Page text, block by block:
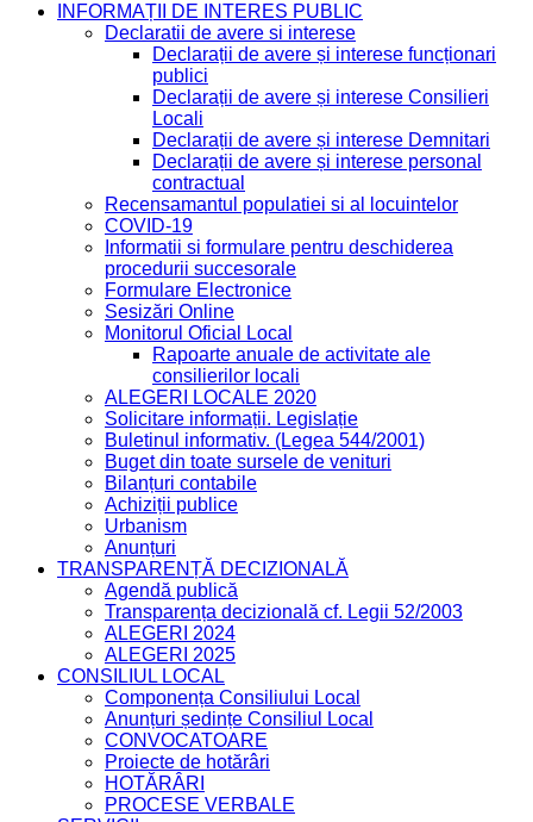
INFORMAȚII DE INTERES PUBLIC
Declaratii de avere si interese
Declarații de avere și interese funcționari
publici
Declarații de avere și interese Consilieri
Locali
Declarații de avere și interese Demnitari
Declarații de avere și interese personal
contractual
Recensamantul populatiei si al locuintelor
COVID-19
Informatii si formulare pentru deschiderea
procedurii succesorale
Formulare Electronice
Sesizări Online
Monitorul Oficial Local
Rapoarte anuale de activitate ale
consilierilor locali
ALEGERI LOCALE 2020
Solicitare informații. Legislație
Buletinul informativ. (Legea 544/2001)
Buget din toate sursele de venituri
Bilanțuri contabile
Achiziții publice
Urbanism
Anunțuri
TRANSPARENȚĂ DECIZIONALĂ
Agendă publică
Transparența decizională cf. Legii 52/2003
ALEGERI 2024
ALEGERI 2025
CONSILIUL LOCAL
Componența Consiliului Local
Anunțuri ședințe Consiliul Local
CONVOCATOARE
Proiecte de hotărâri
HOTĂRÂRI
PROCESE VERBALE